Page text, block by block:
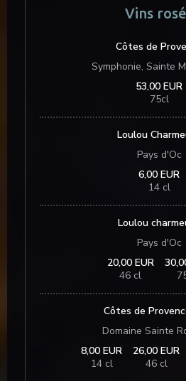
Vins
Côtes de
Symphonie, Sainte
53,00 EUR
75cl
Loulou
Pays d'Oc
6,00 EUR
14 cl
Loulou
Pays d'Oc
20,00 EUR
46 cl
Côtes de
Domaine Sainte
8,00 EUR
14 cl
26,00 EUR
46 cl